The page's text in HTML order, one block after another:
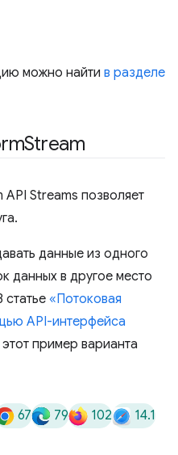
можно найти в разделе
Stream
Streams позволяет
данные из одного
данных в другое место
«Потоковая
API-интерфейса
пример варианта
67 79 102 14.1